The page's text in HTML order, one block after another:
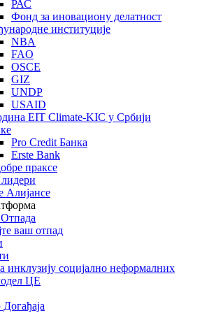
РАС
Фонд за иновациону делатност
институције
NBA
FAO
OSCE
GIZ
UNDP
USAID
EIT Climate-KIC у Србији
Pro Credit Банка
Erste Bank
праксе
Алијансе
ваш отпад
инклузију социјално неформалних
ЦЕ